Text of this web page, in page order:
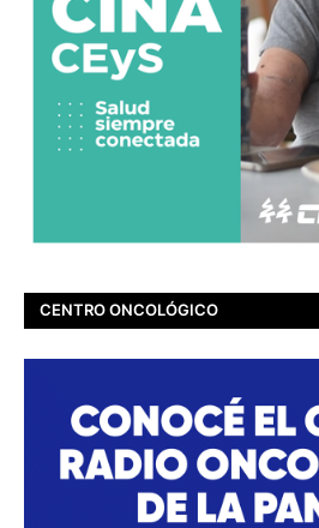
CENTRO ONCOLÓGICO